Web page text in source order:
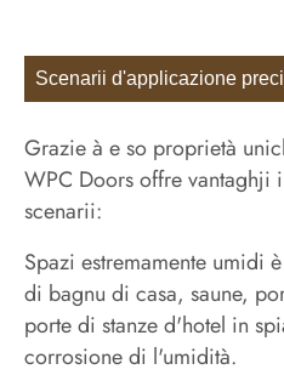
Scenarii d'applicazione
Grazie à e so proprietà
WPC Doors offre vantaghji
scenarii:
Spazi estremamente umidi
di bagnu di casa, saune,
porte di stanze d'hotel in
corrosione di l'umidità.